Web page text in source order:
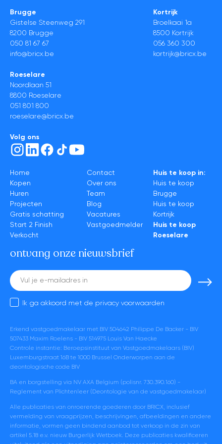
in
Roeselare
–
Halfopen
Brugge
Gistelse Steenweg 291
8200 Brugge
050 81 67 67
info@bricx.be
Kortrijk
Broelkaai 1a
8500 Kortrijk
056 360 300
kortrijk@bricx.be
Roeselare
Noordlaan 51
8800 Roeselare
051 801 800
roeselare@bricx.be
Volg ons
Home
Kopen
Huren
Projecten
Gratis schatting
Start 2 Finish
Verkocht
Contact
Over ons
Team
Blog
Vacatures
Vastgoedmelder
Huis te koop in:
Huis te koop
Brugge
Huis te koop
Kortrijk
Huis te koop
Roeselare
ontvang onze nieuwsbrief
E-
mail
Ik ga akkoord met de privacy voorwaarden
Erkend vastgoedmakelaar met BIV 504642 Philippe De Backer - BIV
507433 Maxim Roelens - BIV 514975 Louis Van Haecke
Controle instantie: Beroepsinstituut van Vastgoedmakelaars (BIV)
Luxemburgstraat 16B te 1000 Brussel Onderworpen aan de
deontologische code BIV
BA en borgstelling via NV AXA Belgium (polisnr. 730.390.160) -
Reglement van Plichtenleer (Deontologie van de vastgoedmakelaar)
Alle publicaties van onroerende goederen door BRICX, inclusief
vermelding van vraagprijzen, beschrijvingen, afbeeldingen en andere
informatie, vormen geen bindend aanbod tot verkoop in de zin van
artikel 5.18 e.v. nieuw Burgerlijk Wetboek. Deze publicaties kwalificeren